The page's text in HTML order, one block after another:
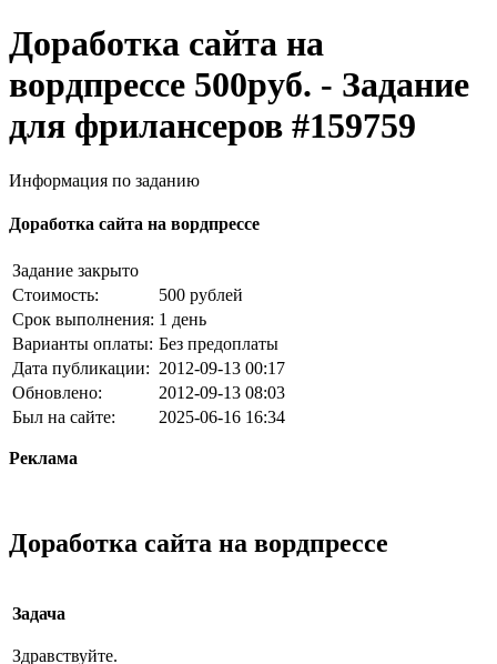
Доработка сайта на
вордпрессе 500руб. - Задание
для фрилансеров #159759
Информация по заданию
Доработка сайта на вордпрессе
Задание закрыто
Стоимость:
500 рублей
Срок выполнения: 1 день
Варианты оплаты: Без предоплаты
Дата публикации: 2012-09-13 00:17
Обновлено:
2012-09-13 08:03
Был на сайте:
2025-06-16 16:34
Реклама
Доработка сайта на вордпрессе
Задача
Здравствуйте.